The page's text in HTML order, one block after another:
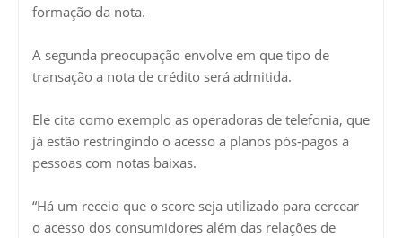
formação da nota.
A segunda preocupação envolve em que tipo de
transação a nota de crédito será admitida.
Ele cita como exemplo as operadoras de telefonia, que
já estão restringindo o acesso a planos pós-pagos a
pessoas com notas baixas.
“Há um receio que o score seja utilizado para cercear
o acesso dos consumidores além das relações de